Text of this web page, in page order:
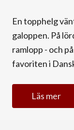
En topphelg
galoppen. På
ramlopp - och
favoriten i
Läs mer